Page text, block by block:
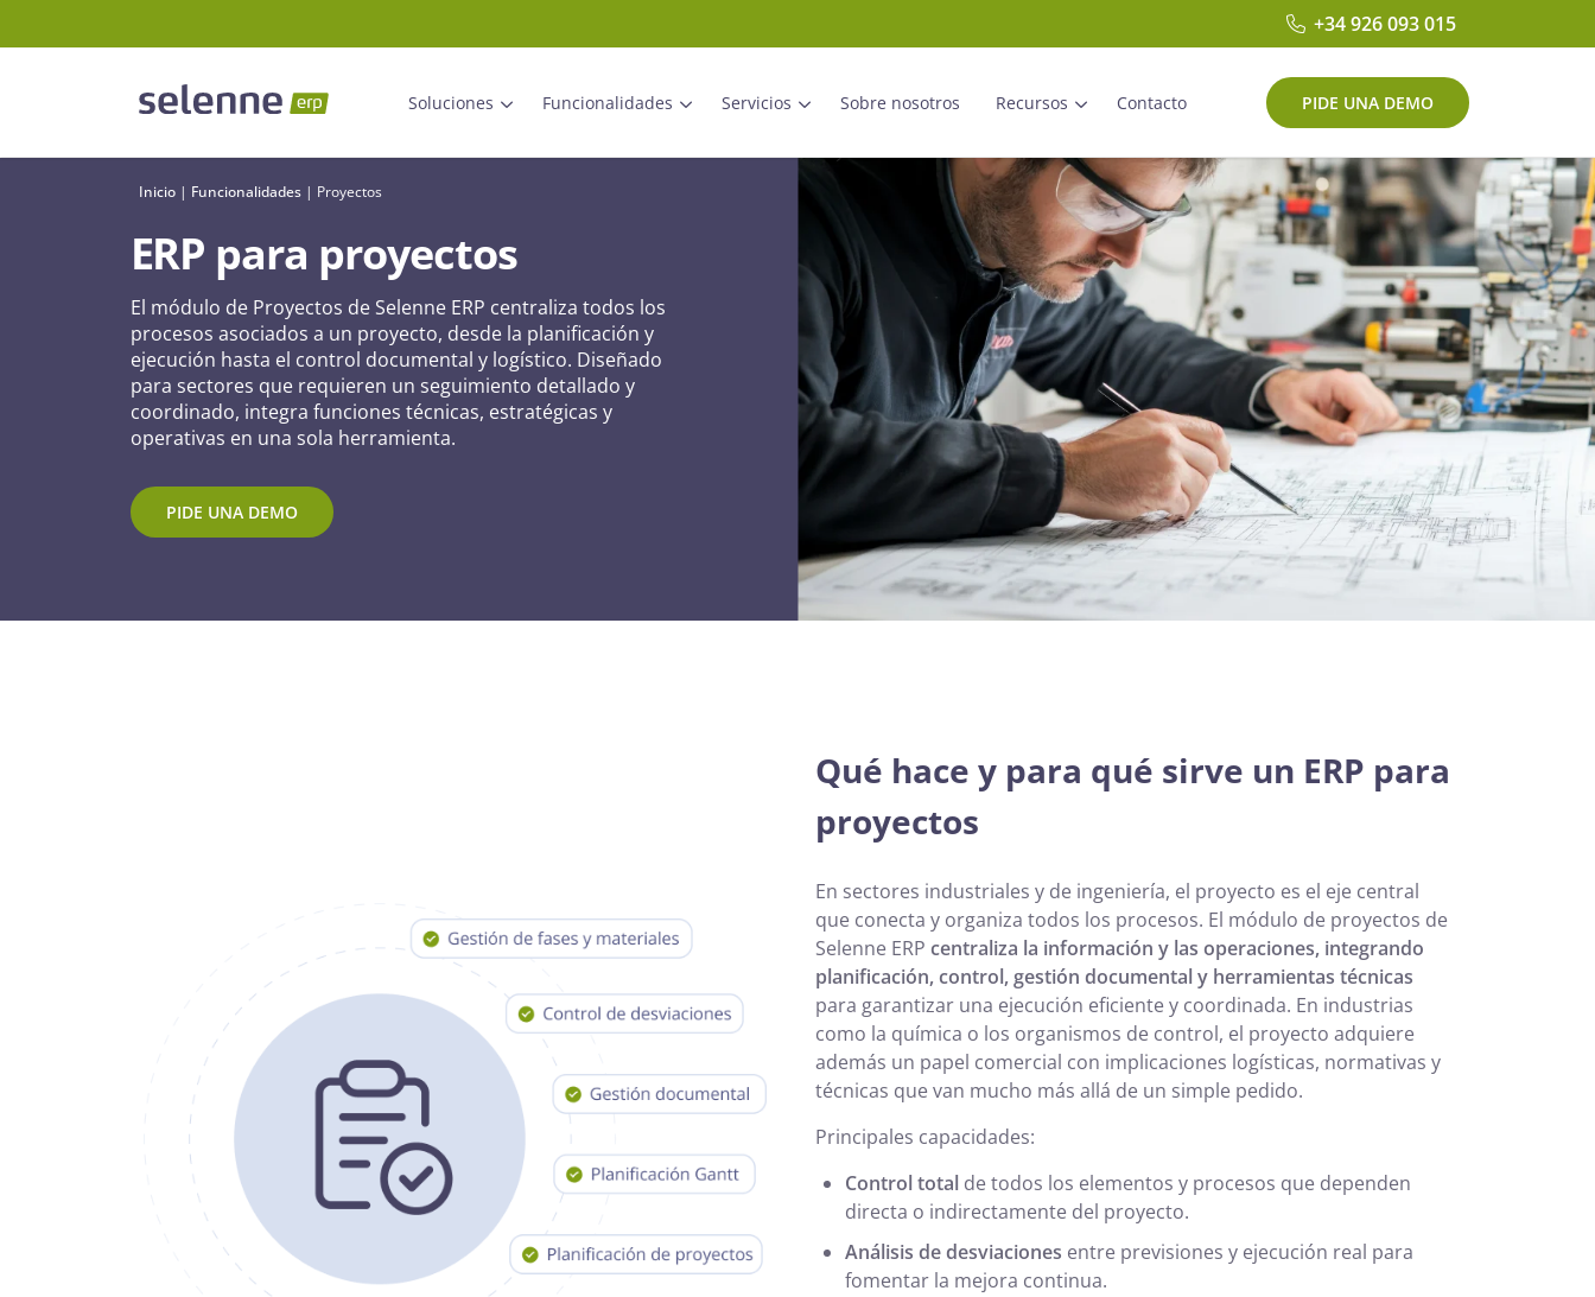
+34 926 093 015
Soluciones Funcionalidades Servicios Sobre nosotros Recursos Contacto PIDE UNA DEMO
Inicio | Funcionalidades | Proyectos
ERP para proyectos
El módulo de Proyectos de Selenne ERP centraliza todos los
procesos asociados a un proyecto, desde la planificación y
ejecución hasta el control documental y logístico. Diseñado
para sectores que requieren un seguimiento detallado y
coordinado, integra funciones técnicas, estratégicas y
operativas en una sola herramienta.
PIDE UNA DEMO
Qué hace y para qué sirve un ERP para
proyectos
En sectores industriales y de ingeniería, el proyecto es el eje central
que conecta y organiza todos los procesos. El módulo de proyectos de
Selenne ERP centraliza la información y las operaciones, integrando
planificación, control, gestión documental y herramientas técnicas
para garantizar una ejecución eficiente y coordinada. En industrias
como la química o los organismos de control, el proyecto adquiere
además un papel comercial con implicaciones logísticas, normativas y
técnicas que van mucho más allá de un simple pedido.
Principales capacidades:
Control total de todos los elementos y procesos que dependen
directa o indirectamente del proyecto.
Análisis de desviaciones entre previsiones y ejecución real para
fomentar la mejora continua.